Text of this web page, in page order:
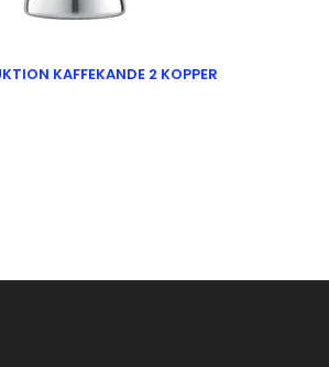
KAFFEKANDE 2 KOPPER